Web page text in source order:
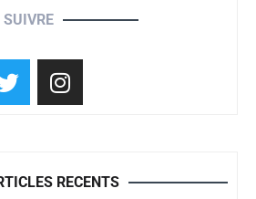
SUIVRE
RECENTS